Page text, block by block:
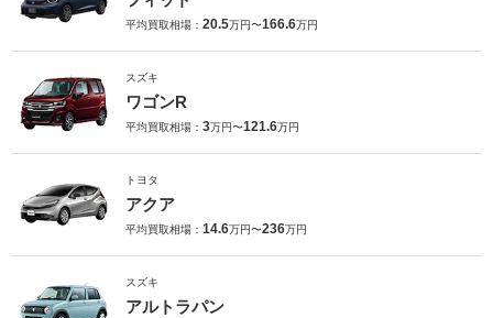
平均買取相場： 20.5万円〜166.6万円
スズキ
ワゴンR
平均買取相場： 3万円〜121.6万円
トヨタ
アクア
平均買取相場： 14.6万円〜236万円
スズキ
アルトラパン